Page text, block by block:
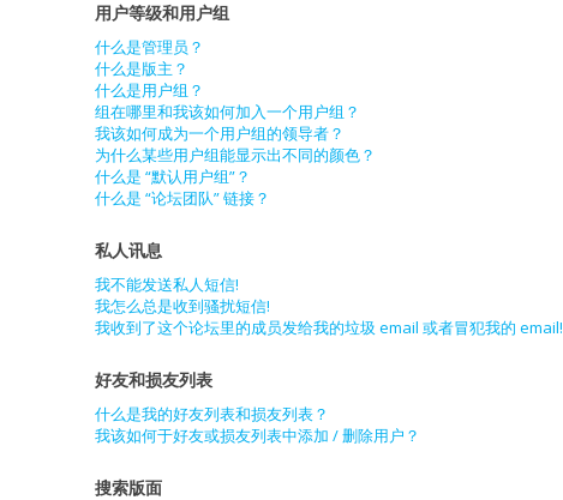
用户等级和用户组
什么是管理员？
什么是版主？
什么是用户组？
组在哪里和我该如何加入一个用户组？
我该如何成为一个用户组的领导者？
为什么某些用户组能显示出不同的颜色？
什么是 “默认用户组”？
什么是 “论坛团队” 链接？
私人讯息
我不能发送私人短信!
我怎么总是收到骚扰短信!
我收到了这个论坛里的成员发给我的垃圾 email 或者冒犯我的 email!
好友和损友列表
什么是我的好友列表和损友列表？
我该如何于好友或损友列表中添加 / 删除用户？
搜索版面